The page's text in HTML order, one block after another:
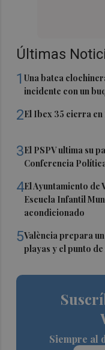
Últimas
1Una batea
incidente con un
2El Ibex 35 cierra en
3El PSPV ultima su
Conferencia
4El Ayuntamiento de
Escuela Infantil
acondicionado
5València prepara
playas y el punto
Siempre al